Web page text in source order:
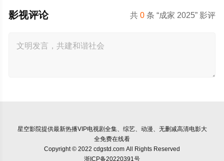
共0 条 “成家 2025” 影评
影视评论
星空影院提供最新热播VIP电视剧全集、综艺、动漫、无删减高清电影大
全免费在线看
Copyright © 2022 cdgstd.com All Rights Reserved
浙ICP备20220391号